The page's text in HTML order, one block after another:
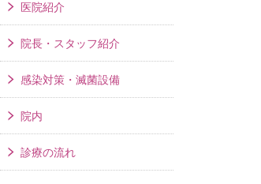
医院紹介
院長・スタッフ紹介
感染対策・滅菌設備
院内
診療の流れ